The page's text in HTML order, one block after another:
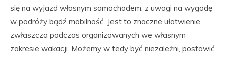
się na wyjazd własnym samochodem, z uwagi na wygodę
w podróży bądź mobilność. Jest to znaczne ułatwienie
zwłaszcza podczas organizowanych we własnym
zakresie wakacji. Możemy w tedy być niezależni, postawić